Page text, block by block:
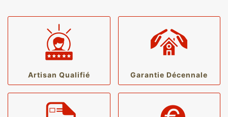
Artisan Qualifié Garantie Décennale